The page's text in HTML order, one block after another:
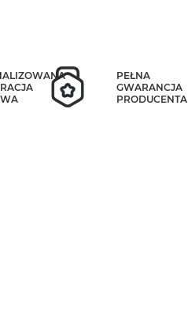
PEŁNA
GWARANCJA
PRODUCENTA